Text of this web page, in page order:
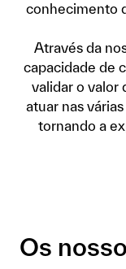
conhecimento
Através da
capacidade de
validar o valor
atuar nas
tornando a
Os